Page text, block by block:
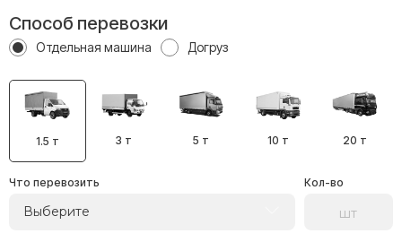
Способ перевозки
Отдельная машина Догруз
1.5 т 3 т 5 т 10 т 20 т
Что перевозить
Выберите
Кол-во